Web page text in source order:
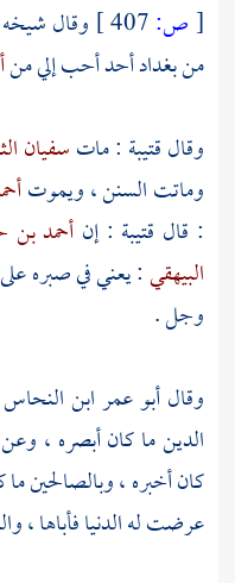
[ص: وقال شيخه
منبغدادأحد أحب إلي من
وقالقتيبة : ماتسفيان
وماتت السنن ، ويموت
: قال قتيبة : إن أحمد بن
البيهقي: يعني في صبره
وجل .
وقالأبو عمر ابن النحاس
الدين ما كان أبصره ،
كان أخبره ، وبالصالحين
عرضت له الدنيا فأباها ،